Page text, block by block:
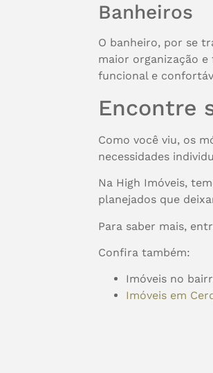
Banheiros
O banheiro, por se
maior organização
funcional e
Encontre
Como você viu, os
necessidades
Na High Imóveis,
planejados que
Para saber mais,
Confira também:
Imóveis no
Imóveis em